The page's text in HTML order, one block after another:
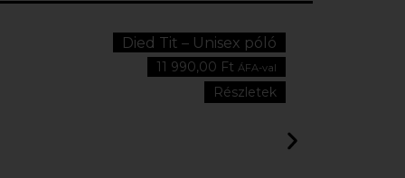
Died Tit – Unisex póló
11 990,00 Ft ÁFA-val
Részletek